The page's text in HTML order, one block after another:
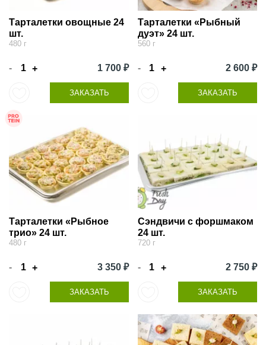
Тарталетки овощные 24
шт.
480 г
- + 1 700 ₽
ЗАКАЗАТЬ
Тарталетки «Рыбный
дуэт» 24 шт.
560 г
- + 2 600 ₽
ЗАКАЗАТЬ
Тарталетки «Рыбное
трио» 24 шт.
480 г
- + 3 350 ₽
ЗАКАЗАТЬ
Сэндвичи с форшмаком
24 шт.
720 г
- + 2 750 ₽
ЗАКАЗАТЬ